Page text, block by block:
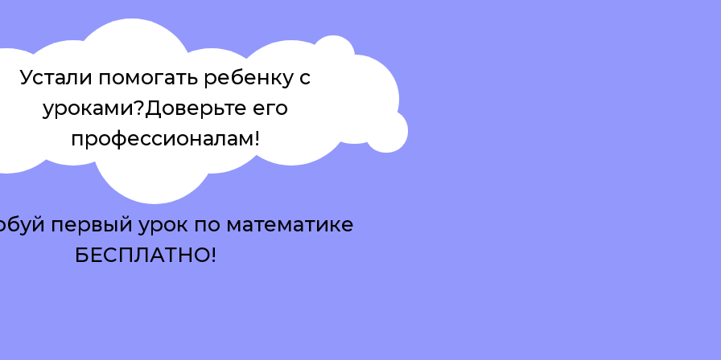
Устали помогать ребенку с
уроками?Доверьте его
профессионалам!
первый урок по математике
БЕСПЛАТНО!